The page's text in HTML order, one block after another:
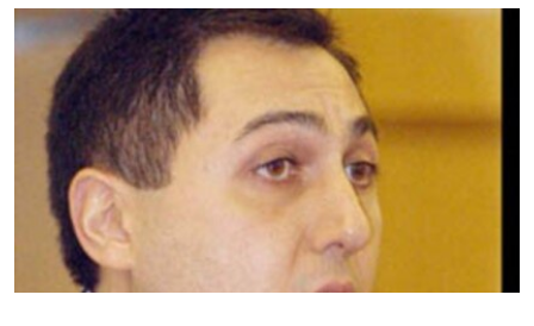
ՏԱՐԱԾԱՇՐՋԱՆ
ՄԻՋԱԶԳԱՅԻՆ
ՄՇԱԿՈՒՅԹ
ՍՊՈՐՏ
ՄԵԿՆԱԲԱՆՈՒԹՅՈՒՆ
ՏՏ ԵՒ ԻՆՏԵՐՆԵՏ
ԿՈՐՈՆԱՎԻՐՈՒՍ